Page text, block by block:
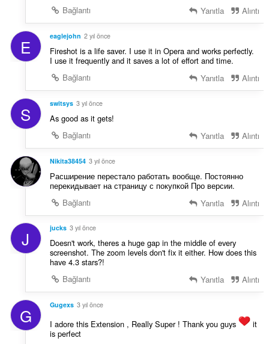
Bağlantı
Yanıtla Alıntı
E eaglejohn 2 yıl önce
Fireshot is a life saver. I use it in Opera and works perfectly.
I use it frequently and it saves a lot of effort and time.
Bağlantı
Yanıtla Alıntı
S switsys 3 yıl önce
As good as it gets!
Bağlantı
Yanıtla Alıntı
Nikita38454 3 yıl önce
Расширение перестало работать вообще. Постоянно
перекидывает на страницу с покупкой Про версии.
Bağlantı
Yanıtla Alıntı
J jucks 3 yıl önce
Doesn't work, theres a huge gap in the middle of every
screenshot. The zoom levels don't fix it either. How does this
have 4.3 stars?!
Bağlantı
Yanıtla Alıntı
G Gugexs 3 yıl önce
I adore this Extension , Really Super ! Thank you guys
it
is perfect